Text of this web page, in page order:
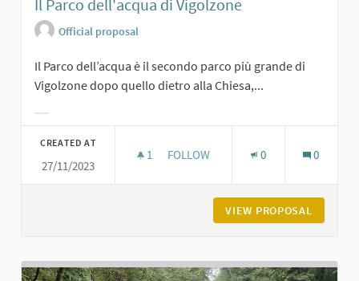
Il Parco dell'acqua di Vigolzone
Official proposal
Il Parco dell’acqua è il secondo parco più grande di
Vigolzone dopo quello dietro alla Chiesa,...
CREATED AT
27/11/2023
1 1 FOLLOWER
FOLLOW 0 0
VIEW PROPOSAL